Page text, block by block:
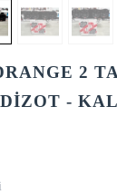
2
-